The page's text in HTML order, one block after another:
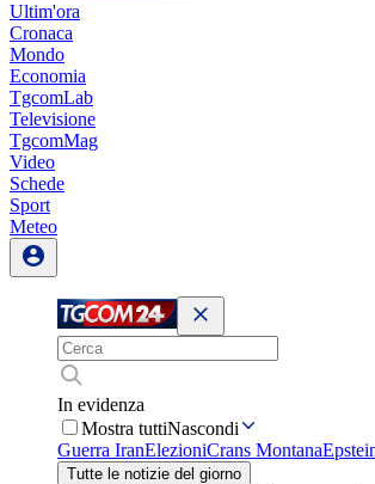
Ultim'ora
Cronaca
Mondo
Economia
TgcomLab
Televisione
TgcomMag
Video
Schede
Sport
Meteo
In evidenza
Mostra tuttiNascondi
Guerra IranElezioniCrans Montana
Tutte le notizie del giorno